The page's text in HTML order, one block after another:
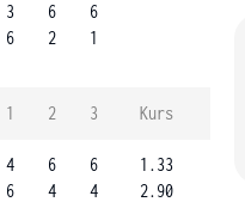
3
6
6
2
6
1
1 2 3 Kurs
4
6
6
4
6
4
1.33
2.90